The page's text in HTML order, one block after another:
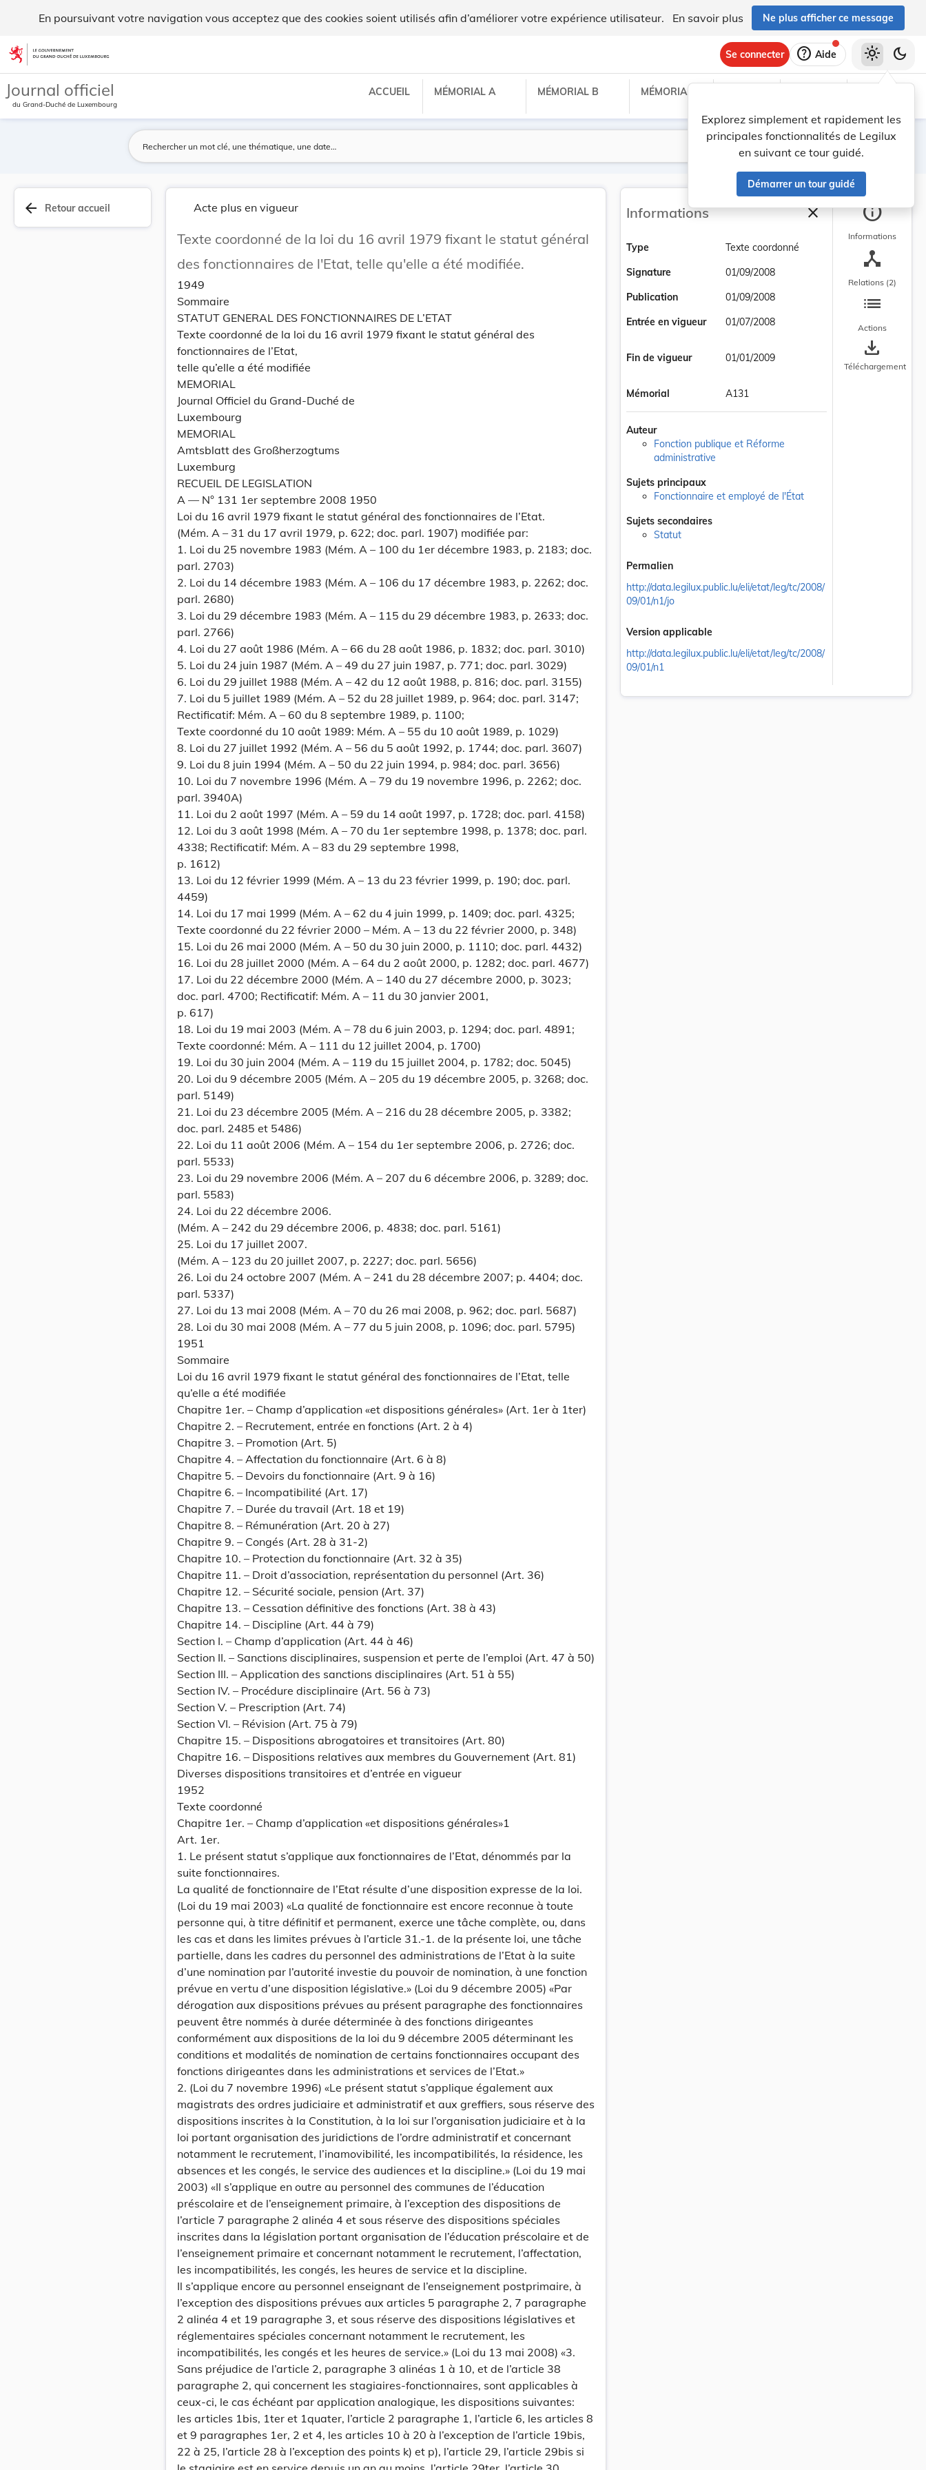
En poursuivant votre navigation vous acceptez que des cookies soient utilisés afin d’améliorer votre expérience utilisateur. En savoir plus Ne plus afficher ce message
Aller au contenu
Se connecter help Aide
Explorez simplement et rapidement les
principales fonctionnalités de Legilux
en suivant ce tour guidé.
Démarrer un tour guidé
light_mode dark_mode
Journal officiel
du Grand-Duché de Luxembourg
ACCUEIL MÉMORIAL A MÉMORIAL B MÉMORIAL C
Lancer la recherche
Filtres
arrow_back Retour accueil Acte plus en vigueur
Texte coordonné de la loi du 16 avril 1979 fixant le statut général
des fonctionnaires de l'Etat, telle qu'elle a été modifiée.
1949
Sommaire
STATUT GENERAL DES FONCTIONNAIRES DE L’ETAT
Texte coordonné de la loi du 16 avril 1979 fixant le statut général des
fonctionnaires de l’Etat,
telle qu’elle a été modifiée
MEMORIAL
Journal Officiel du Grand-Duché de
Luxembourg
MEMORIAL
Amtsblatt des Großherzogtums
Luxemburg
RECUEIL DE LEGISLATION
A –– N° 131 1er septembre 2008 1950
Loi du 16 avril 1979 fixant le statut général des fonctionnaires de l’Etat.
(Mém. A – 31 du 17 avril 1979, p. 622; doc. parl. 1907) modifiée par:
1. Loi du 25 novembre 1983 (Mém. A – 100 du 1er décembre 1983, p. 2183; doc.
parl. 2703)
2. Loi du 14 décembre 1983 (Mém. A – 106 du 17 décembre 1983, p. 2262; doc.
parl. 2680)
3. Loi du 29 décembre 1983 (Mém. A – 115 du 29 décembre 1983, p. 2633; doc.
parl. 2766)
4. Loi du 27 août 1986 (Mém. A – 66 du 28 août 1986, p. 1832; doc. parl. 3010)
5. Loi du 24 juin 1987 (Mém. A – 49 du 27 juin 1987, p. 771; doc. parl. 3029)
6. Loi du 29 juillet 1988 (Mém. A – 42 du 12 août 1988, p. 816; doc. parl. 3155)
7. Loi du 5 juillet 1989 (Mém. A – 52 du 28 juillet 1989, p. 964; doc. parl. 3147;
Rectificatif: Mém. A – 60 du 8 septembre 1989, p. 1100;
Texte coordonné du 10 août 1989: Mém. A – 55 du 10 août 1989, p. 1029)
8. Loi du 27 juillet 1992 (Mém. A – 56 du 5 août 1992, p. 1744; doc. parl. 3607)
9. Loi du 8 juin 1994 (Mém. A – 50 du 22 juin 1994, p. 984; doc. parl. 3656)
10. Loi du 7 novembre 1996 (Mém. A – 79 du 19 novembre 1996, p. 2262; doc.
parl. 3940A)
11. Loi du 2 août 1997 (Mém. A – 59 du 14 août 1997, p. 1728; doc. parl. 4158)
12. Loi du 3 août 1998 (Mém. A – 70 du 1er septembre 1998, p. 1378; doc. parl.
4338; Rectificatif: Mém. A – 83 du 29 septembre 1998,
p. 1612)
13. Loi du 12 février 1999 (Mém. A – 13 du 23 février 1999, p. 190; doc. parl.
4459)
14. Loi du 17 mai 1999 (Mém. A – 62 du 4 juin 1999, p. 1409; doc. parl. 4325;
Texte coordonné du 22 février 2000 – Mém. A – 13 du 22 février 2000, p. 348)
15. Loi du 26 mai 2000 (Mém. A – 50 du 30 juin 2000, p. 1110; doc. parl. 4432)
16. Loi du 28 juillet 2000 (Mém. A – 64 du 2 août 2000, p. 1282; doc. parl. 4677)
17. Loi du 22 décembre 2000 (Mém. A – 140 du 27 décembre 2000, p. 3023;
doc. parl. 4700; Rectificatif: Mém. A – 11 du 30 janvier 2001,
p. 617)
18. Loi du 19 mai 2003 (Mém. A – 78 du 6 juin 2003, p. 1294; doc. parl. 4891;
Texte coordonné: Mém. A – 111 du 12 juillet 2004, p. 1700)
19. Loi du 30 juin 2004 (Mém. A – 119 du 15 juillet 2004, p. 1782; doc. 5045)
20. Loi du 9 décembre 2005 (Mém. A – 205 du 19 décembre 2005, p. 3268; doc.
parl. 5149)
21. Loi du 23 décembre 2005 (Mém. A – 216 du 28 décembre 2005, p. 3382;
doc. parl. 2485 et 5486)
22. Loi du 11 août 2006 (Mém. A – 154 du 1er septembre 2006, p. 2726; doc.
parl. 5533)
23. Loi du 29 novembre 2006 (Mém. A – 207 du 6 décembre 2006, p. 3289; doc.
parl. 5583)
24. Loi du 22 décembre 2006.
(Mém. A – 242 du 29 décembre 2006, p. 4838; doc. parl. 5161)
25. Loi du 17 juillet 2007.
(Mém. A – 123 du 20 juillet 2007, p. 2227; doc. parl. 5656)
26. Loi du 24 octobre 2007 (Mém. A – 241 du 28 décembre 2007; p. 4404; doc.
parl. 5337)
27. Loi du 13 mai 2008 (Mém. A – 70 du 26 mai 2008, p. 962; doc. parl. 5687)
28. Loi du 30 mai 2008 (Mém. A – 77 du 5 juin 2008, p. 1096; doc. parl. 5795)
1951
Sommaire
Loi du 16 avril 1979 fixant le statut général des fonctionnaires de l’Etat, telle
qu’elle a été modifiée
Chapitre 1er. – Champ d’application «et dispositions générales» (Art. 1er à 1ter)
Chapitre 2. – Recrutement, entrée en fonctions (Art. 2 à 4)
Chapitre 3. – Promotion (Art. 5)
Chapitre 4. – Affectation du fonctionnaire (Art. 6 à 8)
Chapitre 5. – Devoirs du fonctionnaire (Art. 9 à 16)
Chapitre 6. – Incompatibilité (Art. 17)
Chapitre 7. – Durée du travail (Art. 18 et 19)
Chapitre 8. – Rémunération (Art. 20 à 27)
Chapitre 9. – Congés (Art. 28 à 31-2)
Chapitre 10. – Protection du fonctionnaire (Art. 32 à 35)
Chapitre 11. – Droit d’association, représentation du personnel (Art. 36)
Chapitre 12. – Sécurité sociale, pension (Art. 37)
Chapitre 13. – Cessation définitive des fonctions (Art. 38 à 43)
Chapitre 14. – Discipline (Art. 44 à 79)
Section I. – Champ d’application (Art. 44 à 46)
Section II. – Sanctions disciplinaires, suspension et perte de l’emploi (Art. 47 à 50)
Section III. – Application des sanctions disciplinaires (Art. 51 à 55)
Section IV. – Procédure disciplinaire (Art. 56 à 73)
Section V. – Prescription (Art. 74)
Section VI. – Révision (Art. 75 à 79)
Chapitre 15. – Dispositions abrogatoires et transitoires (Art. 80)
Chapitre 16. – Dispositions relatives aux membres du Gouvernement (Art. 81)
Diverses dispositions transitoires et d’entrée en vigueur
1952
Texte coordonné
Chapitre 1er. – Champ d’application «et dispositions générales»1
Art. 1er.
1. Le présent statut s’applique aux fonctionnaires de l’Etat, dénommés par la
suite fonctionnaires.
La qualité de fonctionnaire de l’Etat résulte d’une disposition expresse de la loi.
(Loi du 19 mai 2003) «La qualité de fonctionnaire est encore reconnue à toute
personne qui, à titre définitif et permanent, exerce une tâche complète, ou, dans
les cas et dans les limites prévues à l’article 31.-1. de la présente loi, une tâche
partielle, dans les cadres du personnel des administrations de l’Etat à la suite
d’une nomination par l’autorité investie du pouvoir de nomination, à une fonction
prévue en vertu d’une disposition législative.» (Loi du 9 décembre 2005) «Par
dérogation aux dispositions prévues au présent paragraphe des fonctionnaires
peuvent être nommés à durée déterminée à des fonctions dirigeantes
conformément aux dispositions de la loi du 9 décembre 2005 déterminant les
conditions et modalités de nomination de certains fonctionnaires occupant des
fonctions dirigeantes dans les administrations et services de l’Etat.»
2. (Loi du 7 novembre 1996) «Le présent statut s’applique également aux
magistrats des ordres judiciaire et administratif et aux greffiers, sous réserve des
dispositions inscrites à la Constitution, à la loi sur l’organisation judiciaire et à la
loi portant organisation des juridictions de l’ordre administratif et concernant
notamment le recrutement, l’inamovibilité, les incompatibilités, la résidence, les
absences et les congés, le service des audiences et la discipline.» (Loi du 19 mai
2003) «Il s’applique en outre au personnel des communes de l’éducation
préscolaire et de l’enseignement primaire, à l’exception des dispositions de
l’article 7 paragraphe 2 alinéa 4 et sous réserve des dispositions spéciales
inscrites dans la législation portant organisation de l’éducation préscolaire et de
l’enseignement primaire et concernant notamment le recrutement, l’affectation,
les incompatibilités, les congés, les heures de service et la discipline.
Il s’applique encore au personnel enseignant de l’enseignement postprimaire, à
l’exception des dispositions prévues aux articles 5 paragraphe 2, 7 paragraphe
2 alinéa 4 et 19 paragraphe 3, et sous réserve des dispositions législatives et
réglementaires spéciales concernant notamment le recrutement, les
incompatibilités, les congés et les heures de service.» (Loi du 13 mai 2008) «3.
Sans préjudice de l’article 2, paragraphe 3 alinéas 1 à 10, et de l’article 38
paragraphe 2, qui concernent les stagiaires-fonctionnaires, sont applicables à
ceux-ci, le cas échéant par application analogique, les dispositions suivantes:
les articles 1bis, 1ter et 1quater, l’article 2 paragraphe 1, l’article 6, les articles 8
et 9 paragraphes 1er, 2 et 4, les articles 10 à 20 à l’exception de l’article 19bis,
22 à 25, l’article 28 à l’exception des points k) et p), l’article 29, l’article 29bis si
Informations closeFermer la barre
Type
Texte coordonné
Signature
01/09/2008
Publication
01/09/2008
Entrée en vigueur
01/07/2008
Fin de vigueur 01/01/2009
Mémorial A131
Auteur
Fonction publique et Réforme
administrative
Sujets principaux
Fonctionnaire et employé de l'État
Sujets secondaires
Statut
Permalien
http://data.legilux.public.lu/eli/etat/leg/tc/2008/
09/01/n1/jo
Version applicable
http://data.legilux.public.lu/eli/etat/leg/tc/2008/
09/01/n1
info
Informations
device_hub
Relations (2)
list
Actions
save_alt
Téléchargement